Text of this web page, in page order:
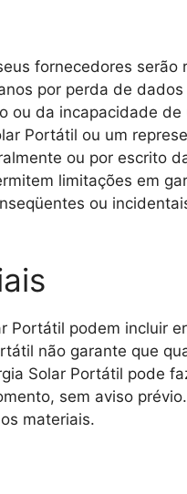
fornecedores serão
por perda de
ou da incapacidade de
Portátil ou um
ou por escrito
limitações em
ou
Portátil podem incluir
não garante que
Solar Portátil pode
sem aviso
materiais.